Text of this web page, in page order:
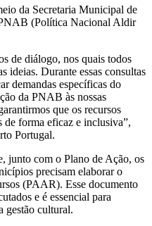
da Secretaria Municipal de
(Política Nacional Aldir
de diálogo, nos quais todos
ideias. Durante essas consultas
demandas específicas do
da PNAB às nossas
que os recursos
de forma eficaz e inclusiva”,
Portugal.
junto com o Plano de Ação, os
precisam elaborar o
(PAAR). Esse documento
e é essencial para
gestão cultural.